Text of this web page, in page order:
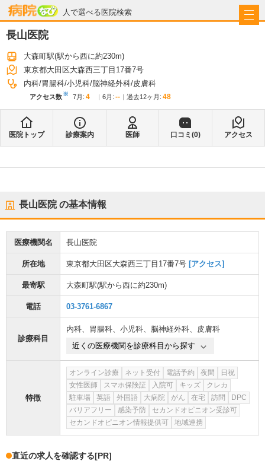
人で選べる医院検索
病院なび
長山医院
大森町駅(駅から西に約230m)
東京都大田区大森西三丁目17番7号
内科 胃腸科 小児科 脳神経外科 皮膚科
アクセス数※ 7月 : 4 6月 : -- 過去12ヶ月: 48
医院トップ 診療案内 医師 口コミ(0) アクセス
長山医院の基本情報
医療機関名 長山医院
所在地 東京都大田区大森西三丁目17番7号 [アクセス]
最寄駅 大森町駅(駅から西に約230m)
電話 03-3761-6867
診療科目
内科、 胃腸科、 小児科、 脳神経外科、 皮膚科
近くの医療機関を診療科目から探す
特徴
オンライン診療 ネット受付 電話予約 夜間
日祝
女性医師
スマホ保険証 入院可 キッズ
クレカ
駐車場
英語 外国語 大病院 がん 在宅 訪問
DPC
バリアフリー
感染予防
セカンドオピニオン受診可
セカンドオピニオン情報提供可
地域連携
直近の求人を確認する[PR]